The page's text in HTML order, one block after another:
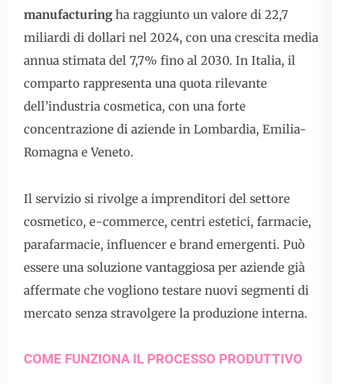
manufacturingha raggiunto un valore di 22,7
miliardi di dollari nel 2024, con una crescita media
annua stimata del 7,7% fino al 2030. In Italia, il
comparto rappresenta una quota rilevante
dell’industria cosmetica, con una forte
concentrazione di aziende in Lombardia, Emilia-
Romagna e Veneto.
Il servizio si rivolge a imprenditori del settore
cosmetico, e-commerce, centri estetici, farmacie,
parafarmacie, influencer e brand emergenti. Può
essere una soluzione vantaggiosa per aziende già
affermate che vogliono testare nuovi segmenti di
mercato senza stravolgere la produzione interna.
COME FUNZIONA IL PROCESSO PRODUTTIVO